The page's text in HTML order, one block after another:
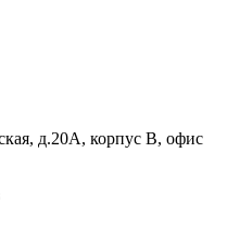
д.20А, корпус В, офис